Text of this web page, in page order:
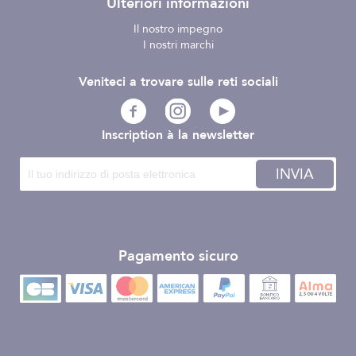
Il nostro impegno
I nostri marchi
Inscription à la newsletter
INVIA
Pagamento sicuro
Veniteci a trovare sulle reti sociali